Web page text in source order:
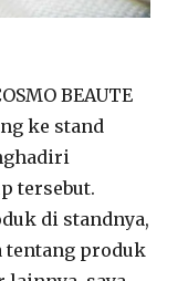
BEAUTE
ke stand
tersebut.
di standnya,
tentang produk